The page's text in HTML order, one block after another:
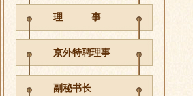
理 事
京外特聘理事
副秘书长